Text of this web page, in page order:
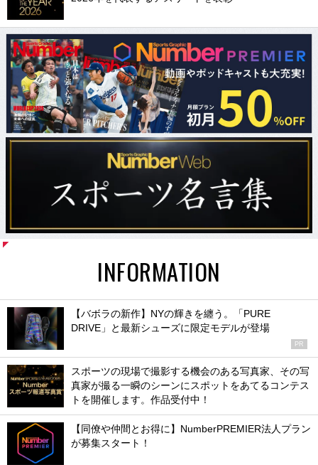
INFORMATION
【バボラの新作】NYの輝きを纏う。「PURE
DRIVE」と最新シューズに限定モデルが登場
PR
スポーツの現場で撮影する機会のある写真家、その写
真家が撮る一瞬のシーンにスポットをあてるコンテス
トを開催します。作品受付中！
【同僚や仲間とお得に】NumberPREMIER法人プラン
が募集スタート！